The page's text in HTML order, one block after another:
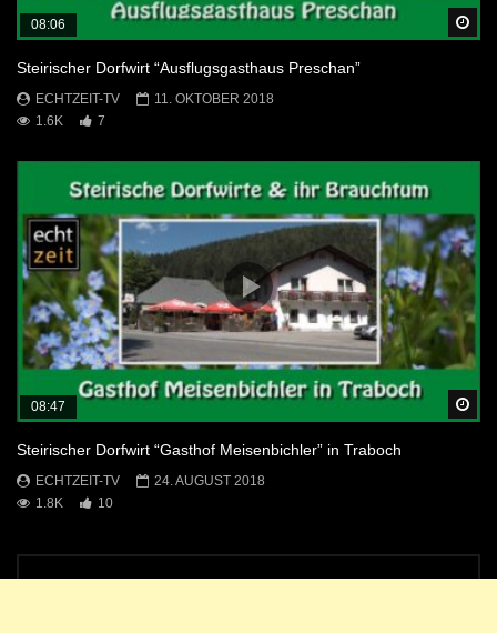
08:06
Steirischer Dorfwirt “Ausflugsgasthaus Preschan”
ECHTZEIT-TV
11. OKTOBER 2018
1.6K
7
08:47
Steirischer Dorfwirt “Gasthof Meisenbichler” in Traboch
ECHTZEIT-TV
24. AUGUST 2018
1.8K
10